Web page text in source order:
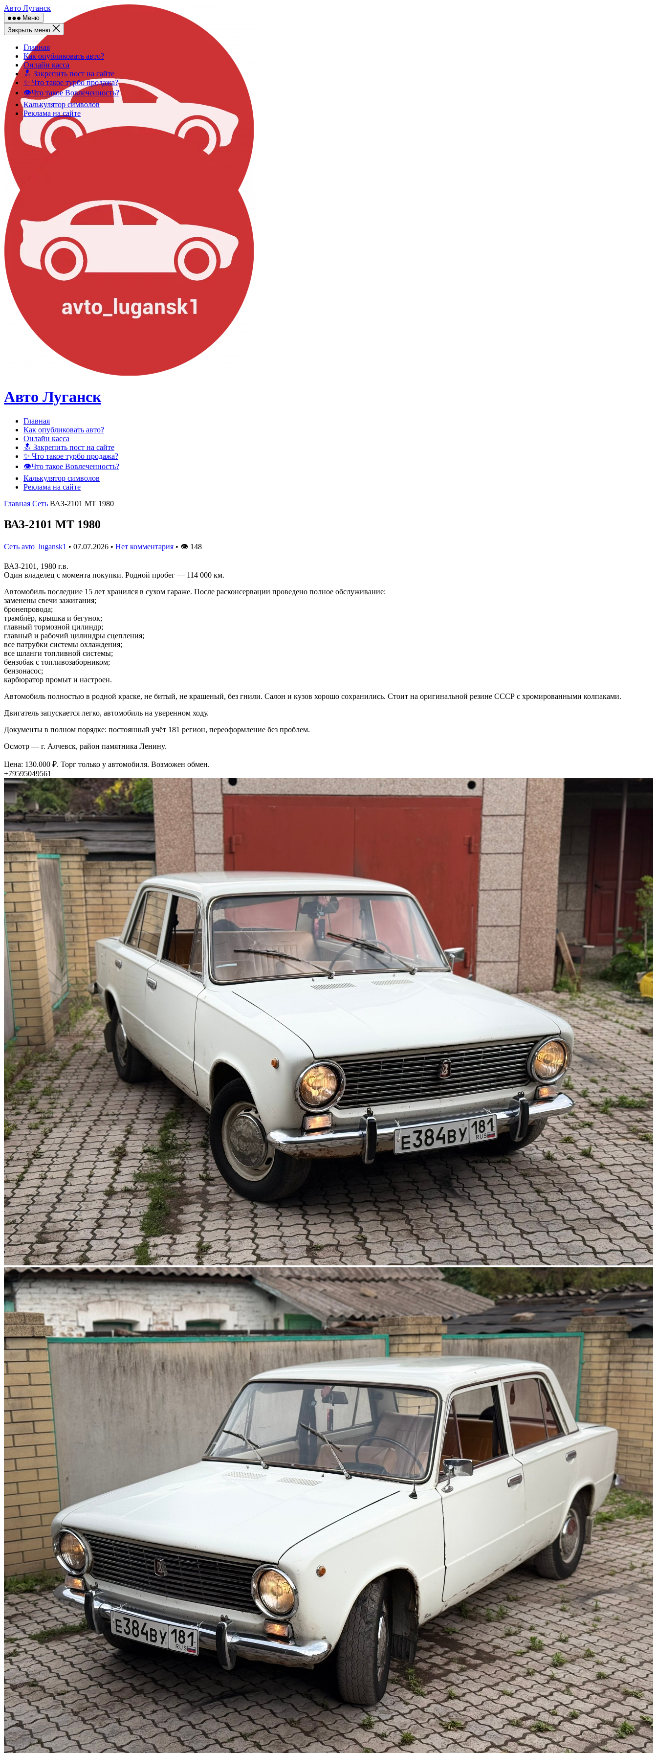
Skip
to
content
Авто Луганск
Меню
Закрыть меню
Главная
Как опубликовать авто?
Онлайн касса
🔝 Закрепить пост на сайте
✨ Что такое турбо продажа?
👁️Что такое Вовлеченность?
Калькулятор символов
Реклама на сайте
Авто Луганск
Главная
Как опубликовать авто?
Онлайн касса
🔝 Закрепить пост на сайте
✨ Что такое турбо продажа?
👁️Что такое Вовлеченность?
Калькулятор символов
Реклама на сайте
Главная Сеть ВАЗ-2101 MT 1980
ВАЗ-2101 MT 1980
Сеть avto_lugansk1 • 07.07.2026 • Нет комментария • 👁 148
ВАЗ-2101, 1980 г.в.
Один владелец с момента покупки. Родной пробег — 114 000 км.
Автомобиль последние 15 лет хранился в сухом гараже. После расконсервации проведено полное обслуживание:
заменены свечи зажигания;
бронепровода;
трамблёр, крышка и бегунок;
главный тормозной цилиндр;
главный и рабочий цилиндры сцепления;
все патрубки системы охлаждения;
все шланги топливной системы;
бензобак с топливозаборником;
бензонасос;
карбюратор промыт и настроен.
Автомобиль полностью в родной краске, не битый, не крашеный, без гнили. Салон и кузов хорошо сохранились. Стоит на оригинальной резине СССР с хромированными колпаками.
Двигатель запускается легко, автомобиль на уверенном ходу.
Документы в полном порядке: постоянный учёт 181 регион, переоформление без проблем.
Осмотр — г. Алчевск, район памятника Ленину.
Цена: 130.000 ₽. Торг только у автомобиля. Возможен обмен.
+79595049561